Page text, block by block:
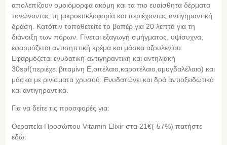
απολεπίζουν ομοιόμορφα ακόμη και τα πιο ευαίσθητα δέρματα
τονώνοντας τη μικροκυκλοφορία και περιέχοντας αντιγηραντική
δράση. Κατόπιν τοποθετείτε το βαπέρ για 20 λεπτά για τη
διάνοιξη των πόρων. Γίνεται εξαγωγή σμήγματος, υψίσυχνα,
εφαρμόζεται αντισηπτική κρέμα και μάσκα αζουλενίου.
Εφαρμόζεται ενυδατική-αντιγηραντική και αντηλιακή
30spf(περιέχει βιταμίνη Ε,σιτέλαιο,καροτέλαιο,αμυγδαλέλαιο) και
μάσκα με ρινίσματα χρυσού. Ενυδατώνει και δρά αντιοξειδωτικά
και αντιγηραντικά.
Για να δείτε τις προσφορές για:
Θεραπεία Προσώπου Vitamin Elixir στα 21€(-57%) πατήστε
εδώ: